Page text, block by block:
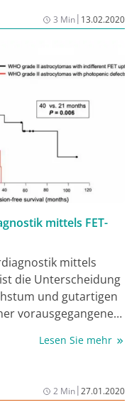
3 Min| 13.02.2020
mittels FET-
mittels
die Unterscheidung
und gutartigen
vorausgegangenen
beeinträchtigen. Eine
anhand
bei Diagnosestellung.
Lesen Sie mehr
2 Min|27.01.2020